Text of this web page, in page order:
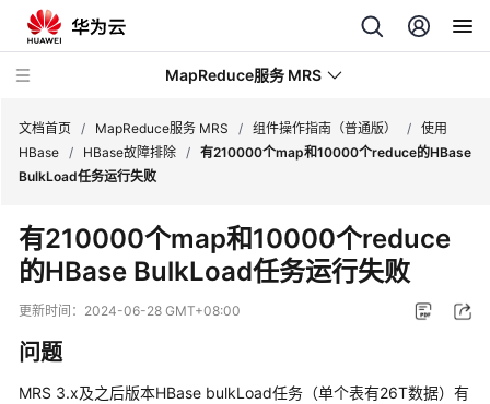
MapReduce服务 MRS
动
态
服
务
公
告
文档首页 / MapReduce服务 MRS / 组件操作指南（普通版） / 使用
HBase / HBase故障排除 / 有210000个map和10000个reduce的HBase
BulkLoad任务运行失败
有210000个map和10000个reduce
的HBase BulkLoad任务运行失败
更新时间： 2024-06-28 GMT+08:00
问题
MRS 3.x及之后版本HBase bulkLoad任务（单个表有26T数据）有